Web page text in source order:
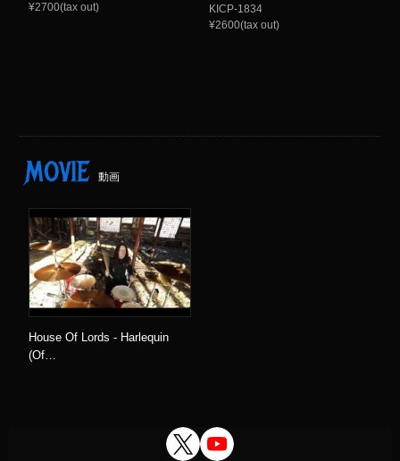
¥2700(tax out)
KICP-1834
¥2600(tax out)
MOVIE 動画
House Of Lords - Harlequin
(Of…